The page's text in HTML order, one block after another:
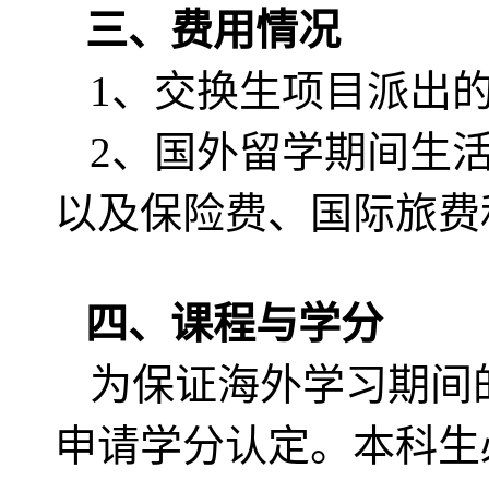
三、费用情况
1、交换生项目派出
2、国外留学期间生
以及保险费、国际旅
四、课程与学分
为保证海外学习期
申请学分认定。本科